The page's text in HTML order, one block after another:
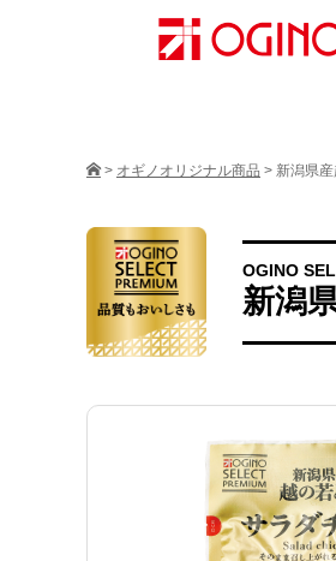
> オギノオリジナル商品 > 新潟県
OGINO
新潟